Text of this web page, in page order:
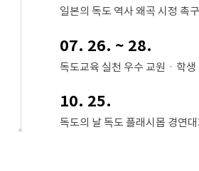
일본의 독도 역사 왜곡 시정 촉
07. 26. ~ 28.
독도교육 실천 우수 교원ㆍ학생
10. 25.
독도의 날 독도 플래시몹 경연대